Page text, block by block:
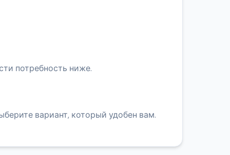
потребность ниже.
вариант, который удобен вам.